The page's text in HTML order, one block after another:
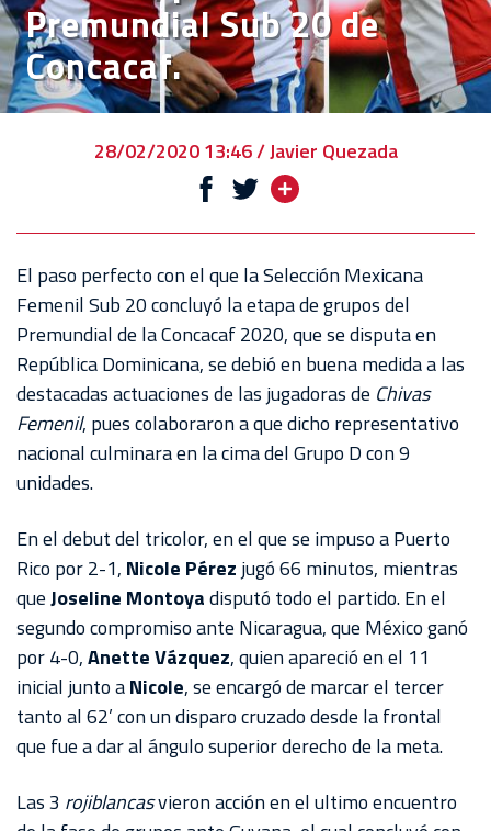
VENTA
DE
BOLETOS
CHIVABONOS
REBAÑO
CHIVAS
TIENDA
CHIVAS
CHIVASTV
ESTADIO
TOUR
ESTADIO
AKRON
Premundial Sub 20 de
Concacaf.
28/02/2020 13:46 / Javier Quezada
El paso perfecto con el que la Selección Mexicana
Femenil Sub 20 concluyó la etapa de grupos del
Premundial de la Concacaf 2020, que se disputa en
República Dominicana, se debió en buena medida a las
destacadas actuaciones de las jugadoras de Chivas
Femenil, pues colaboraron a que dicho representativo
nacional culminara en la cima del Grupo D con 9
unidades.
En el debut del tricolor, en el que se impuso a Puerto
Rico por 2-1, Nicole Pérez jugó 66 minutos, mientras
queJoseline Montoyadisputó todo el partido. En el
segundo compromiso ante Nicaragua, que México ganó
por 4-0,Anette Vázquez, quien apareció en el 11
inicial junto aNicole, se encargó de marcar el tercer
tanto al 62’ con un disparo cruzado desde la frontal
que fue a dar al ángulo superior derecho de la meta.
Las 3 rojiblancasvieron acción en el ultimo encuentro